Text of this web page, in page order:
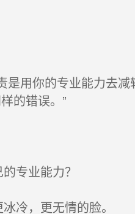
用你的专业能力去减
的错误。”
专业能力？
冷，更无情的脸。